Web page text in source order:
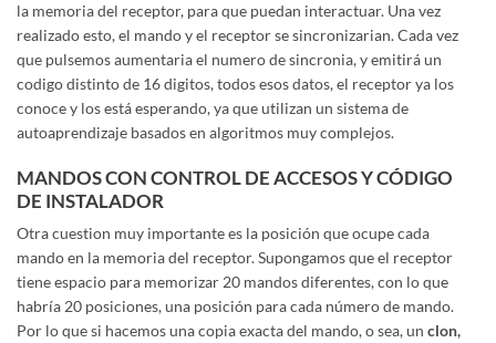
la memoria del receptor, para que puedan interactuar. Una vez
realizado esto, el mando y el receptor se sincronizarian. Cada vez
que pulsemos aumentaria el numero de sincronia, y emitirá un
codigo distinto de 16 digitos, todos esos datos, el receptor ya los
conoce y los está esperando, ya que utilizan un sistema de
autoaprendizaje basados en algoritmos muy complejos.
MANDOS CON CONTROL DE ACCESOS Y CÓDIGO
DE INSTALADOR
Otra cuestion muy importante es la posición que ocupe cada
mando en la memoria del receptor. Supongamos que el receptor
tiene espacio para memorizar 20 mandos diferentes, con lo que
habría 20 posiciones, una posición para cada número de mando.
Por lo que si hacemos una copia exacta del mando, o sea, un clon,